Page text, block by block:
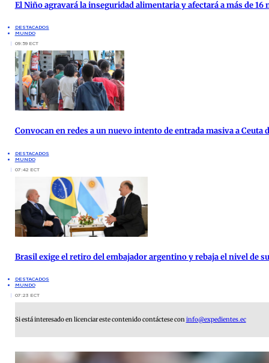
El Niño agravará la inseguridad alimentaria y afectará a más de
DESTACADOS
MUNDO
09:59 ECT
Convocan en redes a un nuevo intento de entrada masiva a Ceuta
DESTACADOS
MUNDO
07:42 ECT
Brasil exige el retiro del embajador argentino y rebaja el nivel de
DESTACADOS
MUNDO
07:23 ECT
Si está interesado en licenciar este contenido contáctese coninfo@expedientes.ec